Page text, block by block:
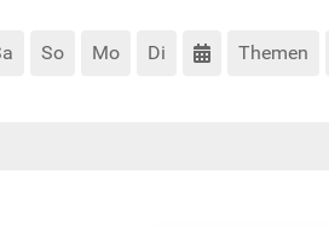
So Mo Di Themen